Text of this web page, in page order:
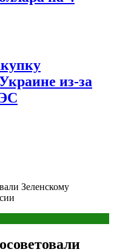
из-за
Зеленскому